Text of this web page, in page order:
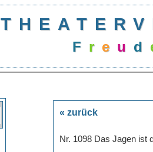
F r e u d
« zurück
Nr. 1098 Das Jagen ist